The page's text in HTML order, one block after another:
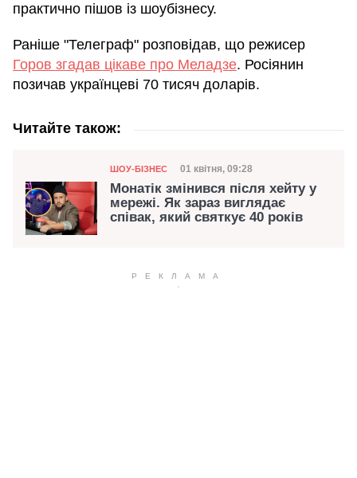
практично пішов із шоубізнесу.
Раніше "Телеграф" розповідав, що режисер
Горов згадав цікаве про Меладзе. Росіянин
позичав українцеві 70 тисяч доларів.
Читайте також:
Категорія
ШОУ-БІЗНЕС Дата публікації
01 квітня, 09:28
Монатік змінився після хейту у
мережі. Як зараз виглядає
співак, який святкує 40 років